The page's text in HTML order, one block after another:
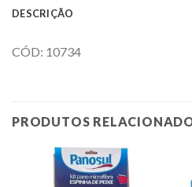
DESCRIÇÃO
CÓD: 10734
PRODUTOS